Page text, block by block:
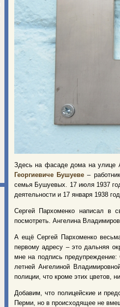
Здесь на фасаде дома на улице
Георгиевиче Бушуеве –
семья Бушуевых. 17 июля 1937
деятельности и 17 января 1938
Сергей Пархоменко написал в
посмотреть. Ангелина
А ещё Сергей Пархоменко
первому адресу – это дальняя
мне на подпись предупреждение:
летней Ангелиной
полиции, что кроме этих цветов,
Добавим, что полицейские и
Перми, но в происходящее не